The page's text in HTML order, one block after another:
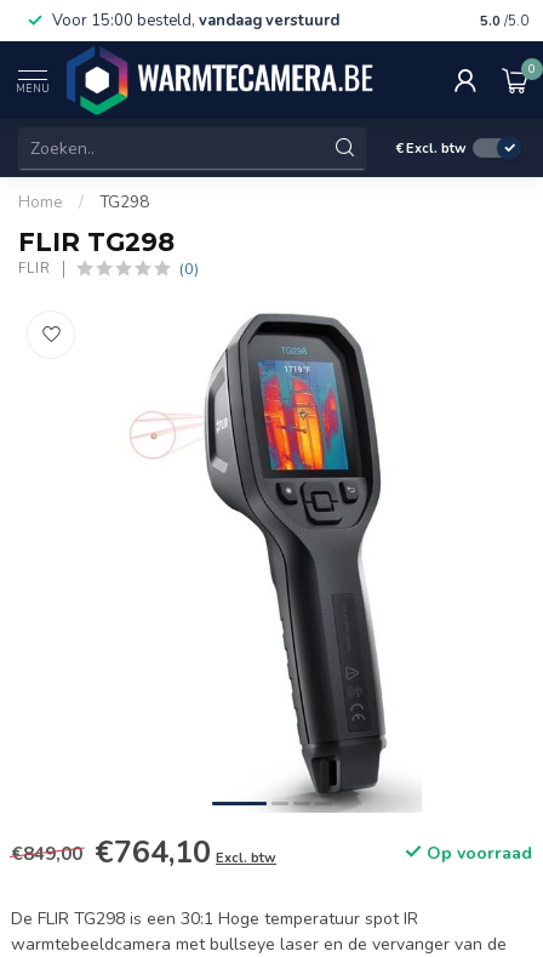
Voor 15:00 besteld, vandaag verstuurd Gratis
5.0 /5.0
MENU
0
€Excl. btw
Home / TG298
FLIR TG298
FLIR (0)
€849,00 €764,10 Excl. btw Op voorraad
De FLIR TG298 is een 30:1 Hoge temperatuur spot IR
warmtebeeldcamera met bullseye laser en de vervanger van de